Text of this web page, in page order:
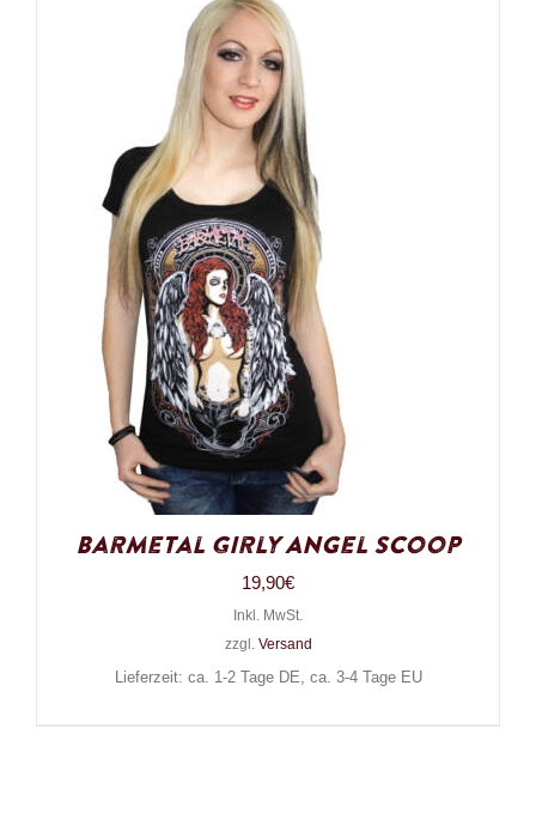
Barmetal Girly Angel Scoop
19,90€
Inkl. MwSt.
zzgl. Versand
Lieferzeit: ca. 1-2 Tage DE, ca. 3-4 Tage EU